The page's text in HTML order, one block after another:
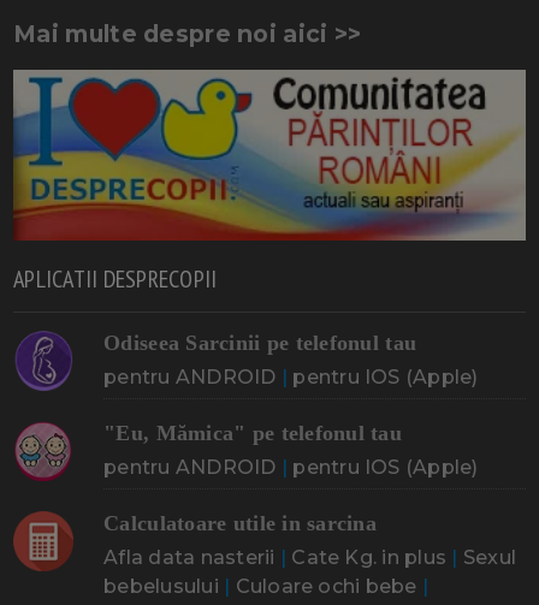
Mai multe despre noi aici >>
APLICATII DESPRECOPII
Odiseea Sarcinii pe telefonul tau
pentru ANDROID | pentru IOS (Apple)
"Eu, Mămica" pe telefonul tau
pentru ANDROID | pentru IOS (Apple)
Calculatoare utile in sarcina
Afla data nasterii | Cate Kg. in plus | Sexul
bebelusului | Culoare ochi bebe |